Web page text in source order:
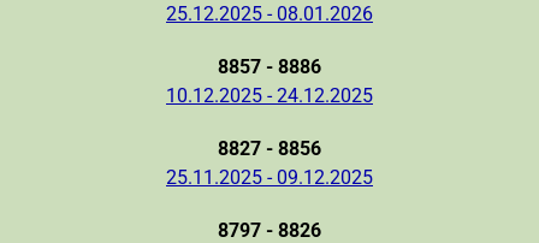
25.12.2025 - 08.01.2026
8857 - 8886
10.12.2025 - 24.12.2025
8827 - 8856
25.11.2025 - 09.12.2025
8797 - 8826